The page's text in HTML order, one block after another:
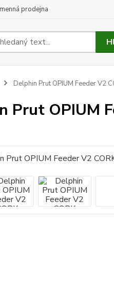
prodejna
Delphin Prut OPIUM Feeder V2
Prut OPIUM